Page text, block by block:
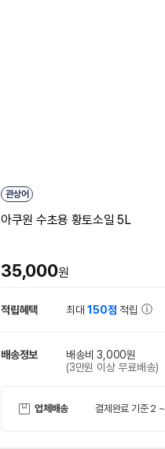
관상어
아쿠원 수초용 황토소일 5L
35,000원
적립혜택 최대150점 적립
배송정보
배송비 3,000원
(3만원 이상 무료배송)
업체배송 결제완료 기준 2